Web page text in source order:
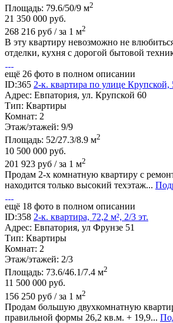
Площадь: 79.6/50/9 м2
21 350 000 руб.
268 216 руб / за 1 м2
В эту квартиру невозможно не
отделки, кухня с дорогой бытовой
ещё 26 фото в полном описании
ID:365 2-к. квартира по улице Крупской,
Адрес: Евпатория, ул. Крупской 60
Тип: Квартиры
Комнат: 2
Этаж/этажей: 9/9
Площадь: 52/27.3/8.9 м2
10 500 000 руб.
201 923 руб / за 1 м2
Продам 2-х комнатную квартиру с
находится только высокий техэтаж...
ещё 18 фото в полном описании
ID:358 2-к. квартира, 72,2 м², 2/3 эт.
Адрес: Евпатория, ул Фрунзе 51
Тип: Квартиры
Комнат: 2
Этаж/этажей: 2/3
Площадь: 73.6/46.1/7.4 м2
11 500 000 руб.
156 250 руб / за 1 м2
Продам большую двухкомнатную
правильной формы 26,2 кв.м. + 19,9...